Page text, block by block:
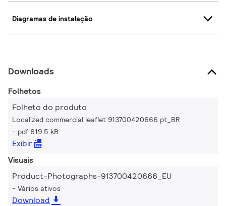
Diagramas de instalação
Downloads
Folhetos
Folheto do produto
Localized commercial leaflet 913700420666 pt_BR
pdf 619.5 kB
Exibir
Visuais
Product-Photographs-913700420666_EU
Vários ativos
Download